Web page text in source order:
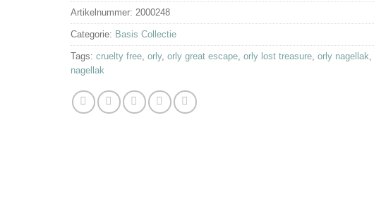
Artikelnummer: 2000248
Categorie: Basis Collectie
Tags: cruelty free, orly, orly great escape, orly lost treasure, orly nagellak,
nagellak